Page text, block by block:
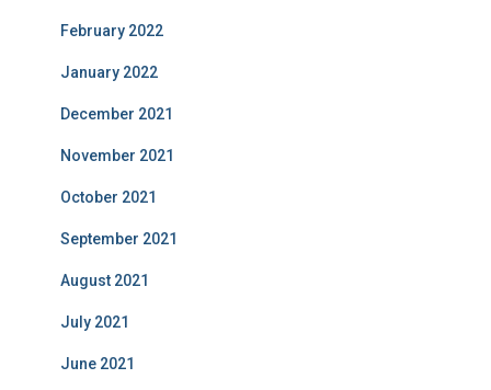
February 2022
January 2022
December 2021
November 2021
October 2021
September 2021
August 2021
July 2021
June 2021